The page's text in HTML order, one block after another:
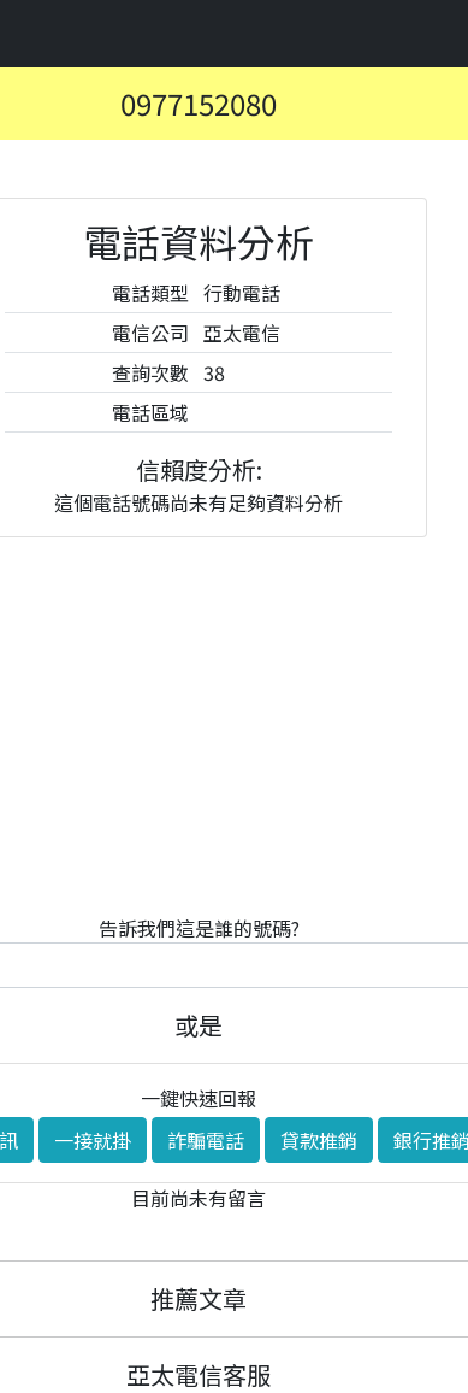
0977152080
電話資料分析
電話類型 行動電話
電信公司 亞太電信
查詢次數 38
電話區域
信賴度分析:
這個電話號碼尚未有足夠資料分析
告訴我們這是誰的號碼?
或是
一鍵快速回報
一接就掛 詐騙電話 貸款推銷
銀行推
目前尚未有留言
推薦文章
亞太電信客服